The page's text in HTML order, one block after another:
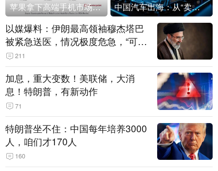
苹果拿下高端手机市场65%的份额：iPhone 17系列功不可没 中国汽车出海：从“卖出去”到“走进去”
以媒爆料：伊朗最高领袖穆杰塔巴
被紧急送医，情况极度危急，“可能
随时会死去”
211
加息，重大变数！美联储，大消
息！特朗普，有新动作
71
特朗普坐不住：中国每年培养3000
人，咱们才170人
160